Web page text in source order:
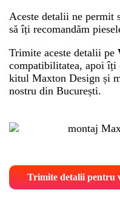
Aceste detalii ne permit
să îți recomandăm
Trimite aceste detalii pe
compatibilitatea, apoi îți
kitul Maxton Design și
nostru din București.
Trimite detalii pentru